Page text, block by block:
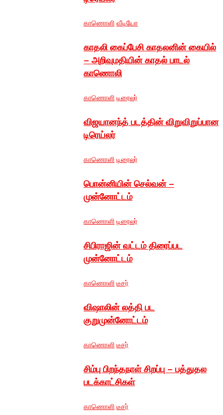
காணொளி வீடியோ
காதலி கைப்பேசி காதலனின் கையில்
– அறிவுமதியின் காதல் பாடல்
காணொலி
காணொளி டிரைலர்
விஜயானந்த் படத்தின் விறுவிறுப்பான
டிரெய்லர்
காணொளி டிரைலர்
பொன்னியின் செல்வன் –
முன்னோட்டம்
காணொளி டிரைலர்
சிபிராஜின் வட்டம் திரைப்பட
முன்னோட்டம்
காணொளி டீசர்
விஷாலின் லத்தி பட
குறுமுன்னோட்டம்
காணொளி டீசர்
சிம்பு பிறந்தநாள் சிறப்பு – பத்துதல
படக்காட்சிகள்
காணொளி டீசர்